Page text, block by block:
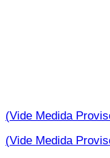
(Vide Medida
(Vide Medida